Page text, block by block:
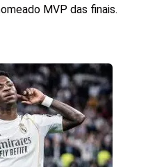
MVP das finais.